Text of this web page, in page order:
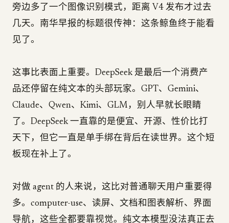
旁边多了一个图像识别模式，距离 V4 发布才过去
几天。南华早报的标题很传神：这条鲸鱼终于能看
见了。
这事比表面上重要。DeepSeek 是最后一个消费产
品还停留在纯文本的头部玩家。GPT、Gemini、
Claude、Qwen、Kimi、GLM，别人早就长眼睛
了。DeepSeek 一直靠的是便宜、开源、性价比打
天下，但它一直是单手绑在背后在读世界。这个短
板现在补上了。
对做 agent 的人来说，这比对普通聊天用户重要得
多。computer-use、读屏、文档和图表解析、界面
导航，这些全都要靠视觉。纯文本模型没法真正去